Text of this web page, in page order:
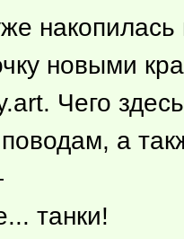
накопилась
новыми
Чего
а
танки!